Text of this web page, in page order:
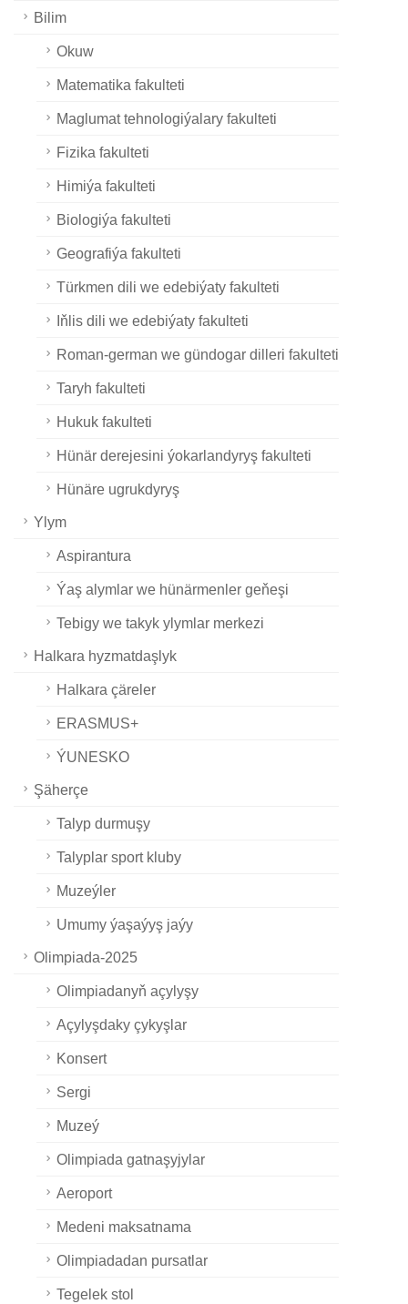
Bilim
Okuw
Matematika fakulteti
Maglumat tehnologiýalary fakulteti
Fizika fakulteti
Himiýa fakulteti
Biologiýa fakulteti
Geografiýa fakulteti
Türkmen dili we edebiýaty fakulteti
Iňlis dili we edebiýaty fakulteti
Roman-german we gündogar dilleri fakulteti
Taryh fakulteti
Hukuk fakulteti
Hünär derejesini ýokarlandyryş fakulteti
Hünäre ugrukdyryş
Ylym
Aspirantura
Ýaş alymlar we hünärmenler geňeşi
Tebigy we takyk ylymlar merkezi
Halkara hyzmatdaşlyk
Halkara çäreler
ERASMUS+
ÝUNESKO
Şäherçe
Talyp durmuşy
Talyplar sport kluby
Muzeýler
Umumy ýaşaýyş jaýy
Olimpiada-2025
Olimpiadanyň açylyşy
Açylyşdaky çykyşlar
Konsert
Sergi
Muzeý
Olimpiada gatnaşyjylar
Aeroport
Medeni maksatnama
Olimpiadadan pursatlar
Tegelek stol